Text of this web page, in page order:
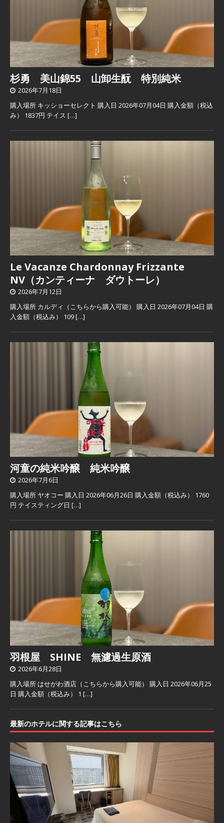
杉勇 美山錦55 山卸生酛 特別純米
2026年7月18日
購入場所 キッショーセレクト 購入日 2026年07月04日 購入金額（税込
み） 1837円 テイス […]
Le Vacanze Chardonnay Frizzante
NV（カンティーナ ダウトーレ）
2026年7月12日
購入場所 カルディ（こちらから購入可能） 購入日 2026年07月04日 購
入金額（税込み） 109[…]
河童の純米吟醸 純米吟醸
2026年7月6日
購入場所 ヤオコー 購入日 2026年06月26日 購入金額（税込み） 1760
円 テイスティング日 […]
羽根屋 SHINE 無濾過生原酒
2026年6月28日
購入場所 はせがわ酒店（こちらから購入可能） 購入日 2026年06月25
日 購入金額（税込み） 1 […]
最新のホテルに関する記事はこちら